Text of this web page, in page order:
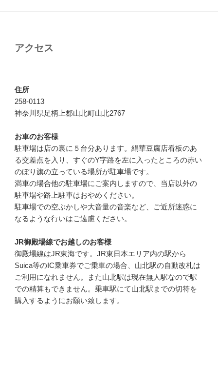
アクセス
住所
258-0113
神奈川県足柄上郡山北町山北2767
お車のお客様
駐車場は店の裏に５台分あります。絹華豆腐店看板のあ
る交差点を入り、すぐのY字路を左に入ったところの赤い
のぼり旗の立っている場所が駐車場です。
満車の場合他の駐車場にご案内しますので、当店以外の
駐車場や路上駐車はおやめください。
駐車場での空ぶかしや大音量の音楽など、ご近所迷惑に
なるような行いはご遠慮ください。
JR御殿場線でお越しのお客様
御殿場線はJR東海です。JR東日本エリア内の駅から
Suica等のIC乗車券でご乗車の場合、山北駅の自動改札は
ご利用になれません。また山北駅は現在無人駅なので駅
での精算もできません。乗車駅にて山北駅までの切符を
購入するようにお願い致します。